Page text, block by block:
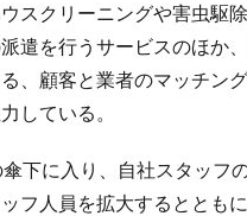
スクリーニングや害虫駆
遣を行うサービスのほか
、顧客と業者のマッチン
している。
下に入り、自社スタッフ
フ人員を拡大するととも